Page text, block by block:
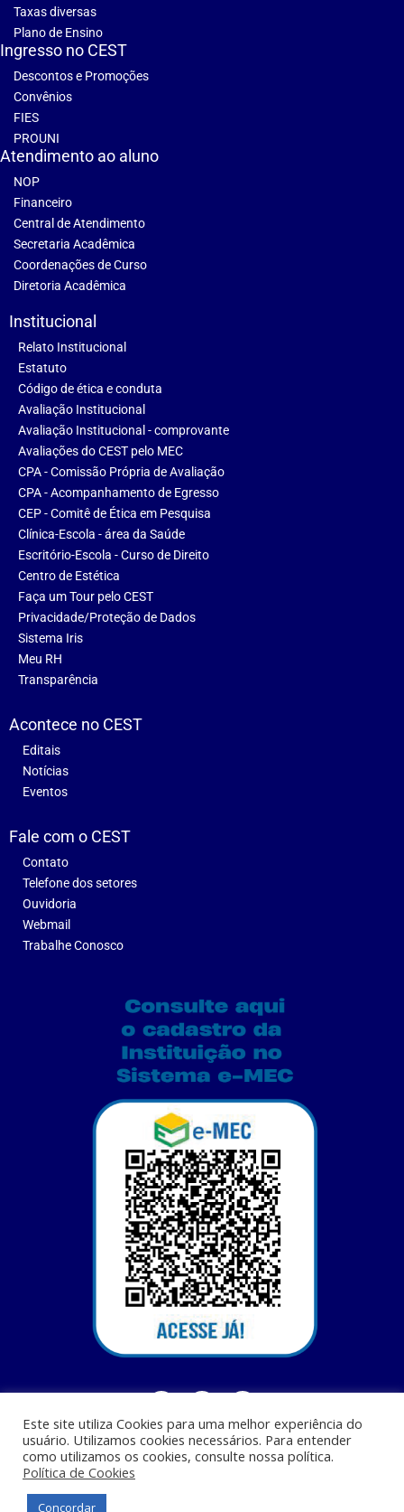
Taxas diversas
Plano de Ensino
Ingresso no CEST
Descontos e Promoções
Convênios
FIES
PROUNI
Atendimento ao aluno
NOP
Financeiro
Central de Atendimento
Secretaria Acadêmica
Coordenações de Curso
Diretoria Acadêmica
Institucional
Relato Institucional
Estatuto
Código de ética e conduta
Avaliação Institucional
Avaliação Institucional - comprovante
Avaliações do CEST pelo MEC
CPA - Comissão Própria de Avaliação
CPA - Acompanhamento de Egresso
CEP - Comitê de Ética em Pesquisa
Clínica-Escola - área da Saúde
Escritório-Escola - Curso de Direito
Centro de Estética
Faça um Tour pelo CEST
Privacidade/Proteção de Dados
Sistema Iris
Meu RH
Transparência
Acontece no CEST
Editais
Notícias
Eventos
Fale com o CEST
Contato
Telefone dos setores
Ouvidoria
Webmail
Trabalhe Conosco
Centro Universitário Santa Terezinha - CEST - Av. Casemiro Junior, 12 - Anil,
Este site utiliza Cookies para uma melhor experiência do
usuário. Utilizamos cookies necessários. Para entender
como utilizamos os cookies, consulte nossa política.
Política de Cookies
Concordar